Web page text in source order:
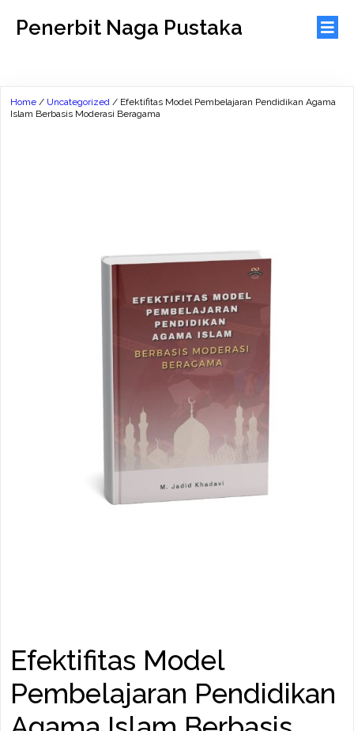
Penerbit Naga Pustaka
Home / Uncategorized / Efektifitas Model Pembelajaran Pendidikan Agama
Islam Berbasis Moderasi Beragama
Efektifitas Model
Pembelajaran Pendidikan